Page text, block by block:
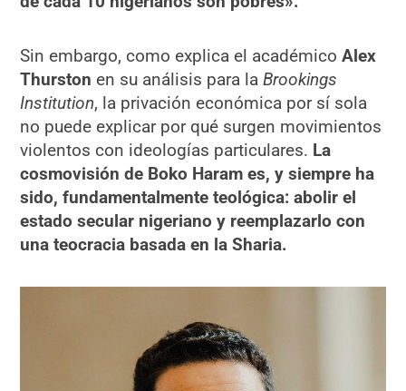
Sin embargo, como explica el académicoAlex
Thurston en su análisis para laBrookings
Institution, la privación económica por sí sola
no puede explicar por qué surgen movimientos
violentos con ideologías particulares. La
cosmovisión de Boko Haram es, y siempre ha
sido, fundamentalmente teológica: abolir el
estado secular nigeriano y reemplazarlo con
una teocracia basada en la Sharia.